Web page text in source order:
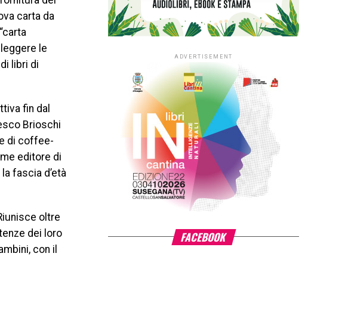
carta da
le
libri di
fin dal
Brioschi
di coffee-
editore di
fascia d’età
oltre
dei loro
con il
ADVERTISEMENT
FACEBOOK